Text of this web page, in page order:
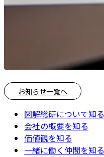
お知らせ一覧へ
図解総研について知る
会社の概要を知る
価値観を知る
一緒に働く仲間を知る